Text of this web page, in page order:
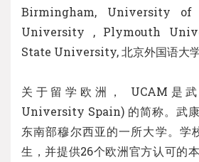
Birmingham, University of
University , Plymouth
State University, 北京外国语大
关于留学欧洲， UCAM是
University Spain) 的简称。武
东南部穆尔西亚的一所大学。学
生，并提供26个欧洲官方认可的